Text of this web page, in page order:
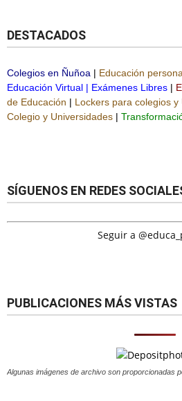
DESTACADOS
Colegios en Ñuñoa | Educación
Educación Virtual | Exámenes Libres |
de Educación | Lockers para colegios y
Colegio y Universidades |
SÍGUENOS EN REDES
Seguir a
PUBLICACIONES MÁS VISTAS
Algunas imágenes de archivo son proporcionadas